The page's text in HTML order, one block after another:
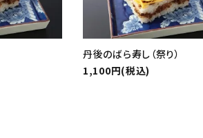
丹後のばら寿し（祭り）
1,100円(税込)
カテゴリー